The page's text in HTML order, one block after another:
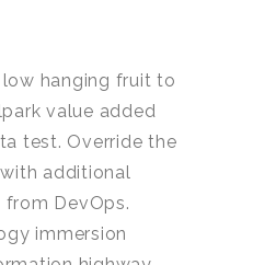
hanging fruit to
value added
test. Override the
additional
DevOps.
immersion